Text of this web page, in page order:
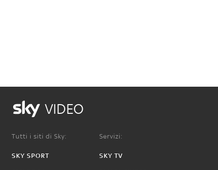
VIDEO
Tutti i siti di Sky:
SKY SPORT
Servizi:
SKY TV